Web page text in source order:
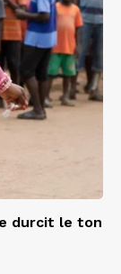
durcit le ton